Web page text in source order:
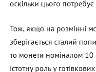
оскільки цього потребує
Тож, якщо на розмінні
зберігається сталий
то монети номіналом 10
істотну роль у